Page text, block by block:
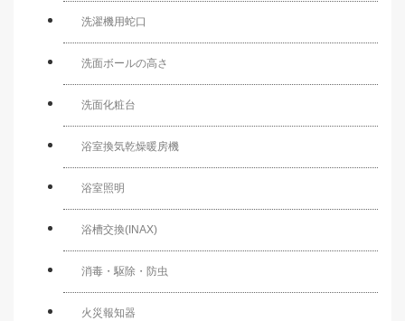
洗濯機用蛇口
洗面ボールの高さ
洗面化粧台
浴室換気乾燥暖房機
浴室照明
浴槽交換(INAX)
消毒・駆除・防虫
火災報知器